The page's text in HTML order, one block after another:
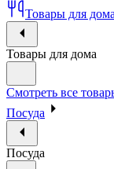
Товары для
Товары для дома
Смотреть все
Посуда
Посуда